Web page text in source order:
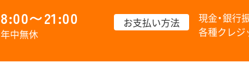
8:00〜21:00
年中無休
お支払い方法
現金・銀行
各種クレジ